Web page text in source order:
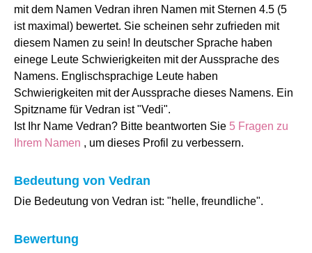
mit dem Namen Vedran ihren Namen mit Sternen 4.5 (5
ist maximal) bewertet. Sie scheinen sehr zufrieden mit
diesem Namen zu sein! In deutscher Sprache haben
einege Leute Schwierigkeiten mit der Aussprache des
Namens. Englischsprachige Leute haben
Schwierigkeiten mit der Aussprache dieses Namens. Ein
Spitzname für Vedran ist "Vedi".
Ist Ihr Name Vedran? Bitte beantworten Sie 5 Fragen zu
Ihrem Namen , um dieses Profil zu verbessern.
Bedeutung von Vedran
Die Bedeutung von Vedran ist: "helle, freundliche".
Bewertung